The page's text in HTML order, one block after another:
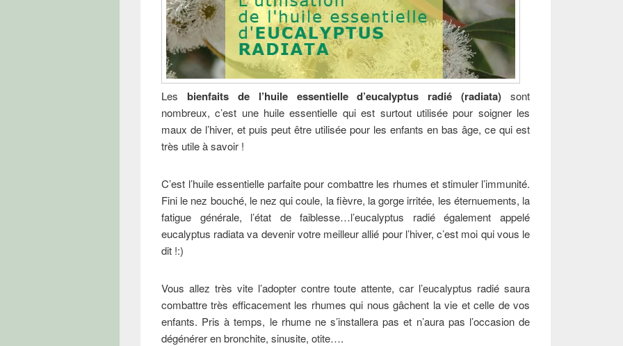
Les bienfaits de l’huile essentielle d’eucalyptus radié (radiata) sont
nombreux, c’est une huile essentielle qui est surtout utilisée pour soigner les
maux de l’hiver, et puis peut être utilisée pour les enfants en bas âge, ce qui est
très utile à savoir !
C’est l’huile essentielle parfaite pour combattre les rhumes et stimuler l’immunité.
Fini le nez bouché, le nez qui coule, la fièvre, la gorge irritée, les éternuements, la
fatigue générale, l’état de faiblesse…l’eucalyptus radié également appelé
eucalyptus radiata va devenir votre meilleur allié pour l’hiver, c’est moi qui vous le
dit !:)
Vous allez très vite l’adopter contre toute attente, car l’eucalyptus radié saura
combattre très efficacement les rhumes qui nous gâchent la vie et celle de vos
enfants. Pris à temps, le rhume ne s’installera pas et n’aura pas l’occasion de
dégénérer en bronchite, sinusite, otite….